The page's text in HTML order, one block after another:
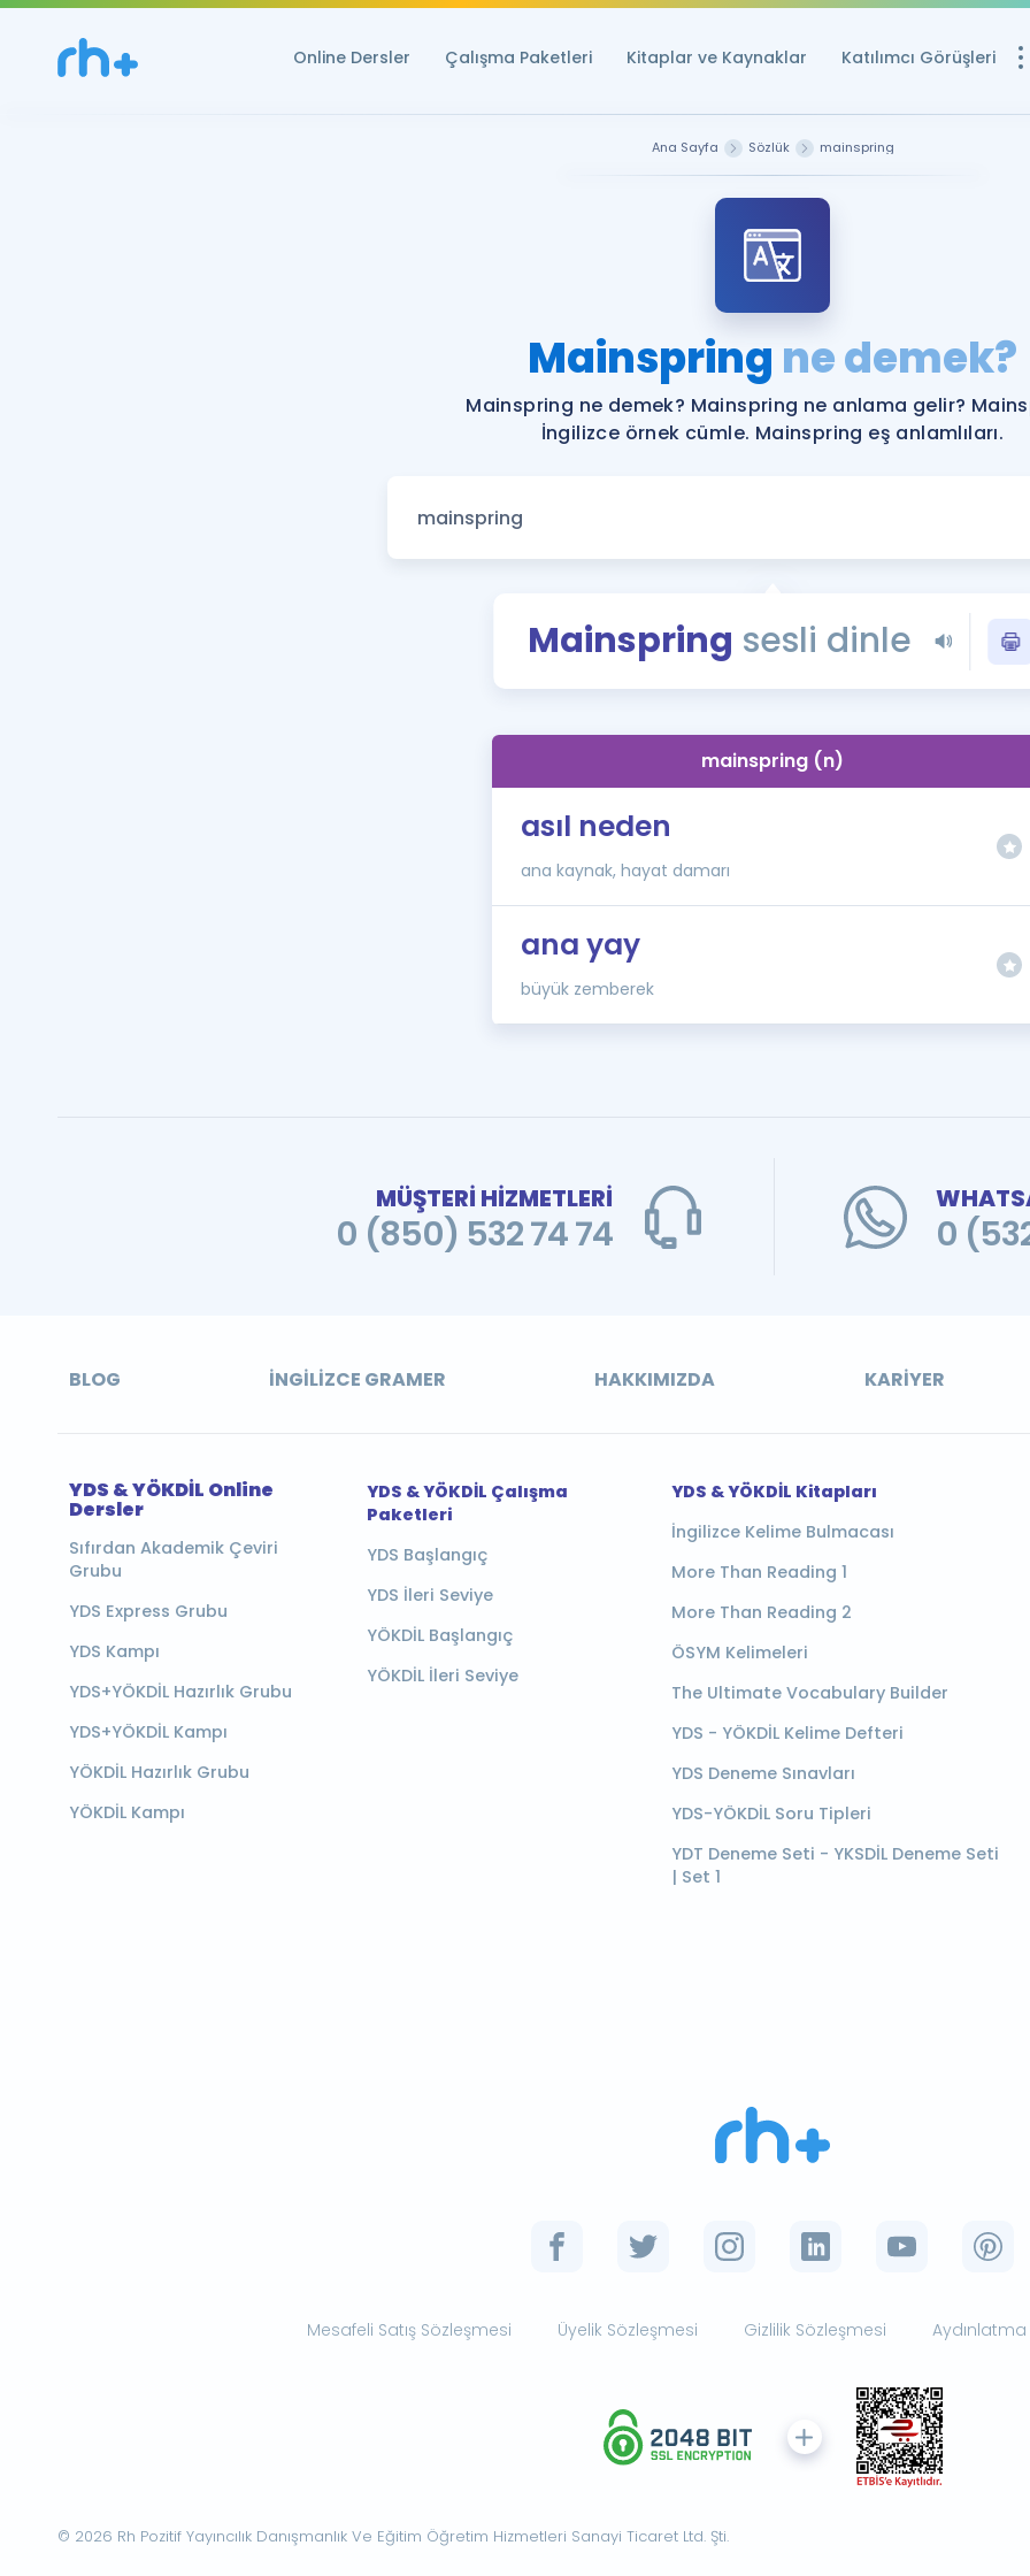
Online Dersler Çalışma Paketleri Kitaplar ve Kaynaklar Katılımcı Görüşleri
Ücretsiz
YDS ve YÖKDİL
YDS ve YÖKDİL'e
Tüm ÖSYM
YDS - YÖKDİL
İngilizce
Ana Sayfa Sözlük mainspring
Mainspring ne demek?
Mainspring ne demek? Mainspring ne anlama gelir?
İngilizce örnek cümle. Mainspring eş anlamlıları.
Mainspring sesli dinle
mainspring (n)
asıl neden
ana kaynak, hayat damarı
ana yay
büyük zemberek
MÜŞTERİ HİZMETLERİ
0 (850) 532 74 74 0
BLOG İNGILIZCE GRAMER HAKKIMIZDA KARIYER
YDS & YÖKDİL Online
Dersler
Sıfırdan Akademik Çeviri
Grubu
YDS Express Grubu
YDS Kampı
YDS+YÖKDİL Hazırlık Grubu
YDS+YÖKDİL Kampı
YÖKDİL Hazırlık Grubu
YÖKDİL Kampı
YDS & YÖKDİL Çalışma
Paketleri
YDS Başlangıç
YDS İleri Seviye
YÖKDİL Başlangıç
YÖKDİL İleri Seviye
YDS & YÖKDİL Kitapları
İngilizce Kelime Bulmacası
More Than Reading 1
More Than Reading 2
ÖSYM Kelimeleri
The Ultimate Vocabulary Builder
YDS - YÖKDİL Kelime Defteri
YDS Deneme Sınavları
YDS-YÖKDİL Soru Tipleri
YDT Deneme Seti - YKSDİL Deneme Seti
| Set 1
Mesafeli Satış Sözleşmesi Üyelik Sözleşmesi Gizlilik Sözleşmesi
© 2026 Rh Pozitif Yayıncılık Danışmanlık Ve Eğitim Öğretim Hizmetleri Sanayi Ticaret Ltd. Şti.